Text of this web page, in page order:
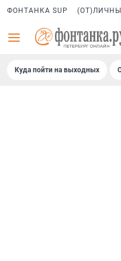
ФОНТАНКА SUP
Куда пойти на выходных